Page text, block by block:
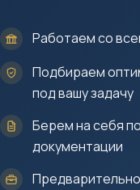
Работаем со
Подбираем
под вашу задачу
Берем на себя
документации